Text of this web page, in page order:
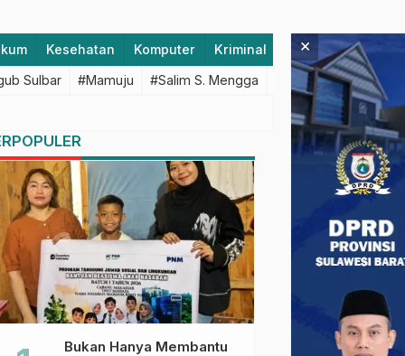
Kesehatan Komputer Kriminal Lifestyle
Sulbar #Mamuju #Salim S. Mengga #featured #Polda
Bukan Hanya Membantu
×